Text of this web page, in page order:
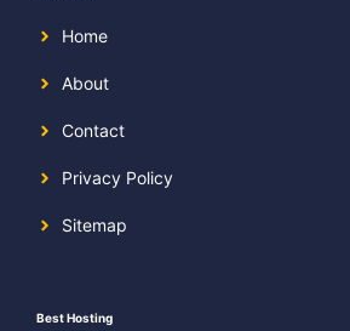
Home
About
Contact
Privacy Policy
Sitemap
Best Hosting